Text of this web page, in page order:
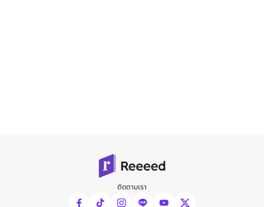
ติดตามเรา